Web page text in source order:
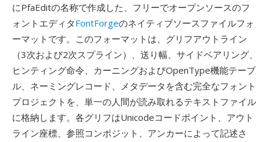
にPfaEditの名称で作成した、フリーでオープンソースのフ
ォントエディタFontForgeのネイティブソースファイルフォ
ーマットです。このフォーマットは、グリフアウトライン
（3次および2次スプライン）、送り幅、サイドベアリング、
ヒンティング命令、カーニングおよびOpenType機能テーブ
ル、ネーミングレコード、メタデータを含む完全なフォント
プロジェクトを、単一の人間が読み取れるテキストファイル
に格納します。各グリフはUnicodeコードポイント、アウト
ライン座標、参照コンポジット、アンカーによって記述さ